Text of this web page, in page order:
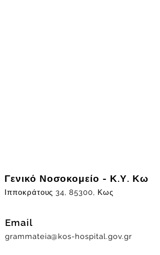
Γενικό Νοσοκομείο - Κ.Υ. Κω
Ιπποκράτους 34, 85300, Κως
Email
grammateia@kos-hospital.gov.gr